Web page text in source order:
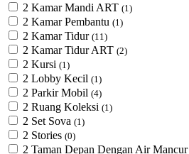
2 Kamar Mandi ART (1)
2 Kamar Pembantu (1)
2 Kamar Tidur (11)
2 Kamar Tidur ART (2)
2 Kursi (1)
2 Lobby Kecil (1)
2 Parkir Mobil (4)
2 Ruang Koleksi (1)
2 Set Sova (1)
2 Stories (0)
2 Taman Depan Dengan Air Mancur